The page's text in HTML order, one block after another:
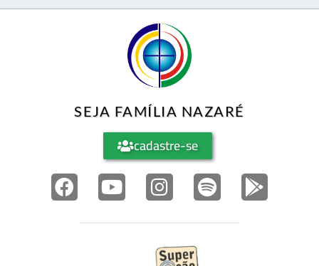
SEJA FAMÍLIA NAZARÉ
cadastre-se